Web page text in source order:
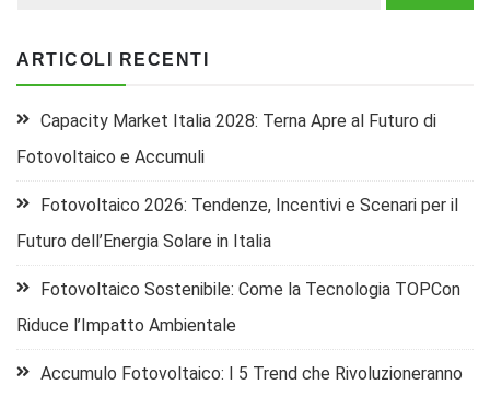
ARTICOLI RECENTI
Capacity Market Italia 2028: Terna Apre al Futuro di
Fotovoltaico e Accumuli
Fotovoltaico 2026: Tendenze, Incentivi e Scenari per il
Futuro dell’Energia Solare in Italia
Fotovoltaico Sostenibile: Come la Tecnologia TOPCon
Riduce l’Impatto Ambientale
Accumulo Fotovoltaico: I 5 Trend che Rivoluzioneranno